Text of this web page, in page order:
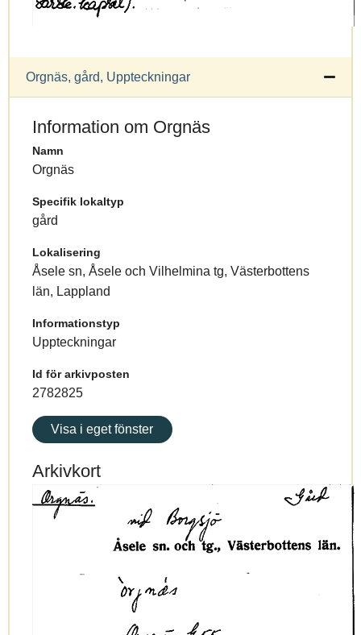
Orgnäs, gård, Uppteckningar
Information om Orgnäs
Namn
Orgnäs
Specifik lokaltyp
gård
Lokalisering
Åsele sn, Åsele och Vilhelmina tg, Västerbottens
län, Lappland
Informationstyp
Uppteckningar
Id för arkivposten
2782825
Visa i eget fönster
Arkivkort